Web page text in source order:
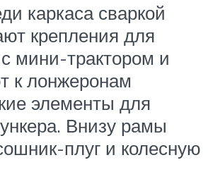
каркаса сваркой
крепления для
мини-трактором и
к лонжеронам
элементы для
Внизу рамы
плуг и колесную